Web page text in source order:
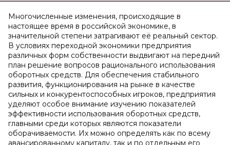
Многочисленные изменения, происходящие в
настоящее время в российской экономике, в
значительной степени затрагивают её реальный сектор.
В условиях переходной экономики предприятия
различных форм собственности выдвигают на передний
план решение вопросов рационального использования
оборотных средств. Для обеспечения стабильного
развития, функционирования на рынке в качестве
сильных и конкурентоспособных игроков, предприятия
уделяют особое внимание изучению показателей
эффективности использования оборотных средств,
главными среди которых являются показатели
оборачиваемости. Их можно определять как по всему
авансированному капиталу, так и по отдельным его